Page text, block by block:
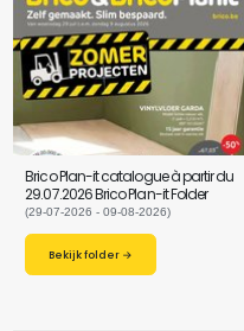
Brico Plan-it catalogue à partir du
29.07.2026 Brico Plan-it Folder
(29-07-2026 - 09-08-2026)
Bekijk folder →